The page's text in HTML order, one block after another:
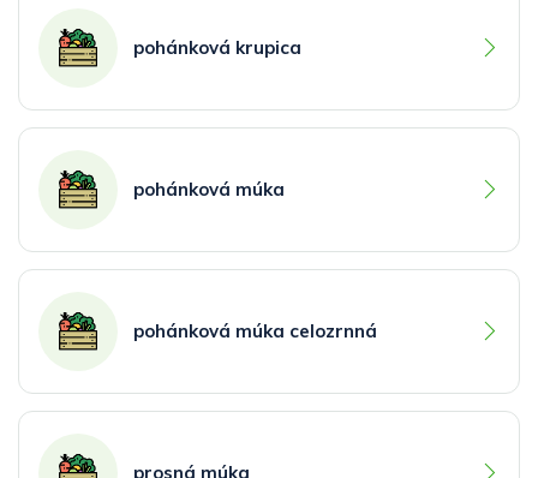
pohánková krupica
pohánková múka
pohánková múka celozrnná
prosná múka